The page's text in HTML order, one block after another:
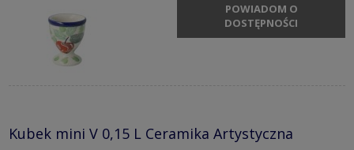
POWIADOM O
DOSTĘPNOŚCI
Kubek mini V 0,15 L Ceramika Artystyczna